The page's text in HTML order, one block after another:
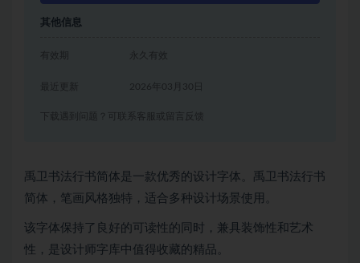
其他信息
有效期 永久有效
2026年03月30日
下载遇到问题？可联系客服或留言反馈
禹卫书法行书简体是一款优秀的设计字体。禹卫书法行书
简体，笔画风格独特，适合多种设计场景使用。
该字体保持了良好的可读性的同时，兼具装饰性和艺术
性，是设计师字库中值得收藏的精品。